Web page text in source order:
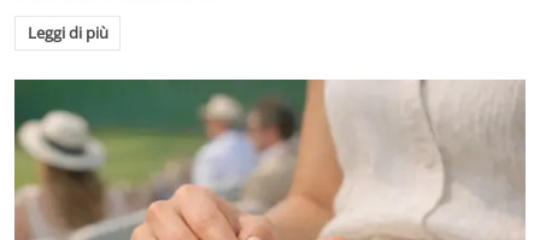
Leggi di più